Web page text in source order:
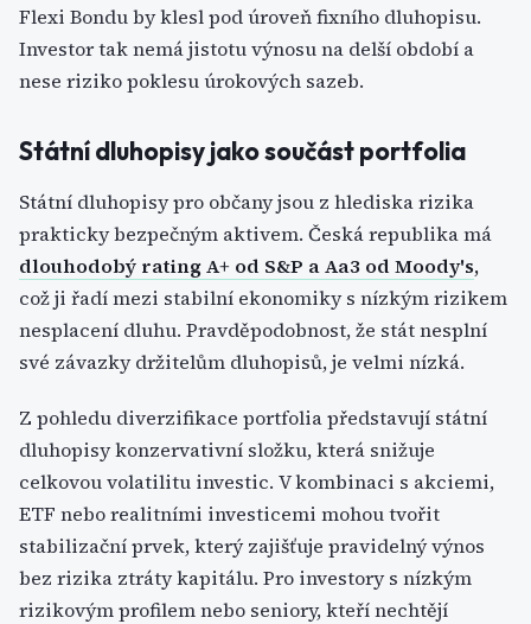
Flexi Bondu by klesl pod úroveň fixního dluhopisu.
Investor tak nemá jistotu výnosu na delší období a
nese riziko poklesu úrokových sazeb.
Státní dluhopisy jako součást portfolia
Státní dluhopisy pro občany jsou z hlediska rizika
prakticky bezpečným aktivem. Česká republika má
dlouhodobý rating A+ od S&P a Aa3 od Moody's,
což ji řadí mezi stabilní ekonomiky s nízkým rizikem
nesplacení dluhu. Pravděpodobnost, že stát nesplní
své závazky držitelům dluhopisů, je velmi nízká.
Z pohledu diverzifikace portfolia představují státní
dluhopisy konzervativní složku, která snižuje
celkovou volatilitu investic. V kombinaci s akciemi,
ETF nebo realitními investicemi mohou tvořit
stabilizační prvek, který zajišťuje pravidelný výnos
bez rizika ztráty kapitálu. Pro investory s nízkým
rizikovým profilem nebo seniory, kteří nechtějí